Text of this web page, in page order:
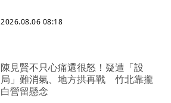
2026.08.06 08:18
陳見賢不只心痛還很怒！疑遭「設
局」難消氣、地方拱再戰 竹北靠攏
白營留懸念